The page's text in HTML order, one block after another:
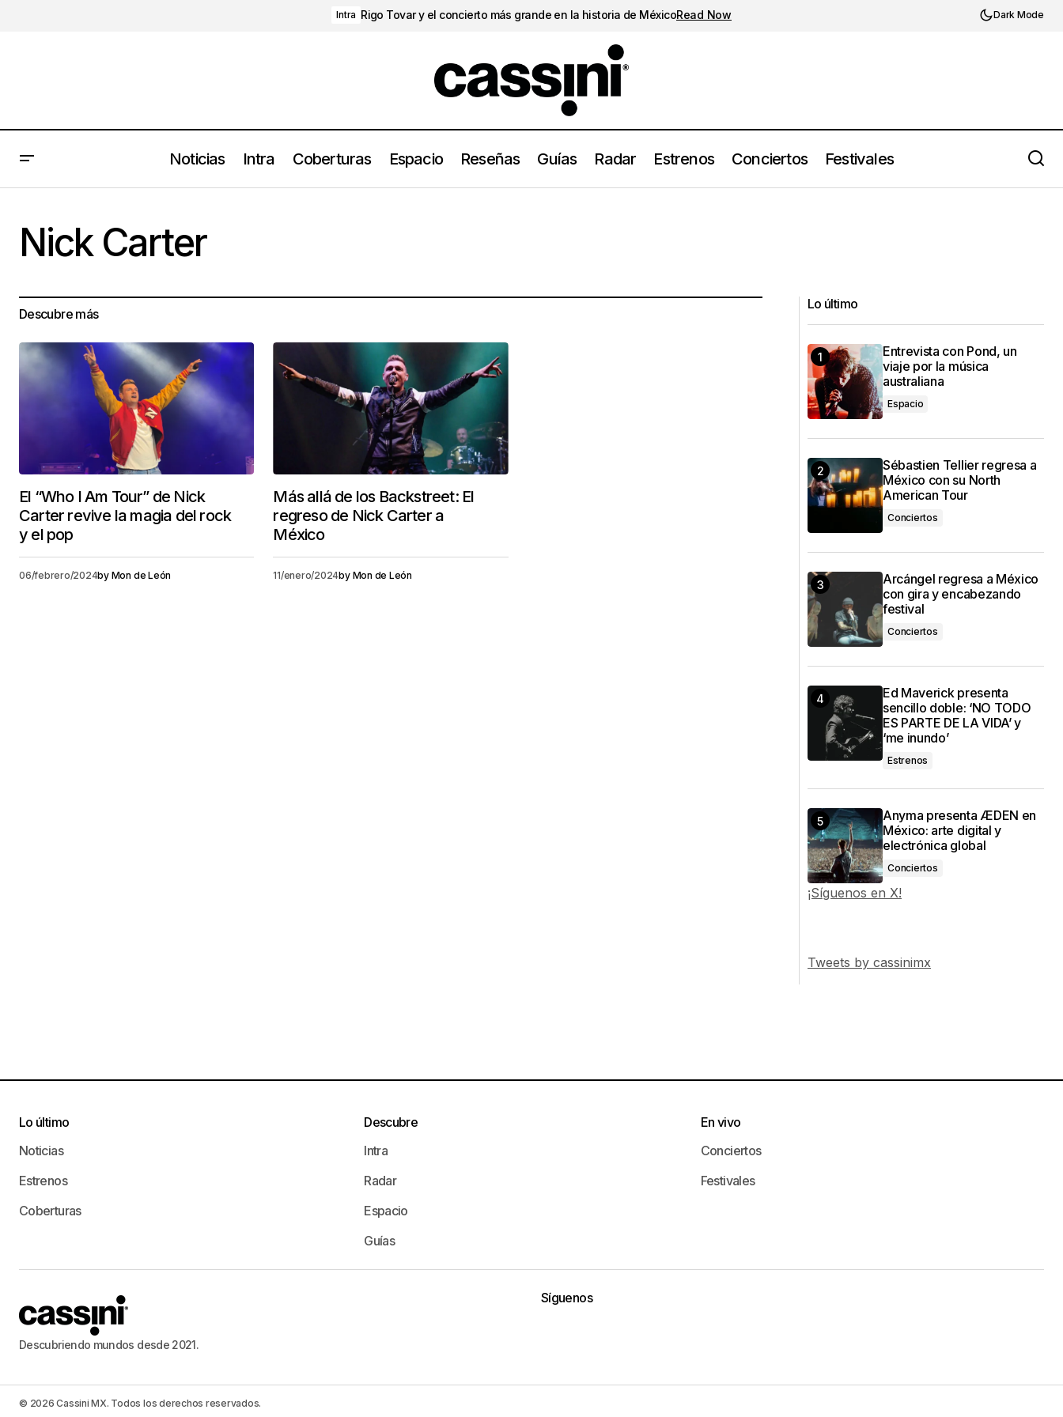
Intra Rigo Tovar y el concierto más grande en la historia de MéxicoRead Now Dark Mode
Noticias Intra Coberturas Espacio Reseñas Guías Radar Estrenos Conciertos Festivales
Nick Carter
Descubre más
El “Who I Am Tour” de Nick
Carter revive la magia del rock
y el pop
06/febrero/2024by Mon de León
Más allá de los Backstreet: El
regreso de Nick Carter a
México
11/enero/2024by Mon de León
Lo último
Entrevista con Pond, un
viaje por la música
australiana
Espacio
Sébastien Tellier regresa a
México con su North
American Tour
Conciertos
Arcángel regresa a México
con gira y encabezando
festival
Conciertos
Ed Maverick presenta
sencillo doble: ‘NO TODO
ES PARTE DE LA VIDA’ y
‘me inundo’
Estrenos
Anyma presenta ÆDEN en
México: arte digital y
electrónica global
Conciertos
¡Síguenos en X!
Tweets by cassinimx
Descubriendo mundos desde 2021.
Lo último
Noticias
Estrenos
Coberturas
Descubre
Intra
Radar
Espacio
Guías
En vivo
Conciertos
Festivales
Síguenos
© 2026 Cassini MX. Todos los derechos reservados.